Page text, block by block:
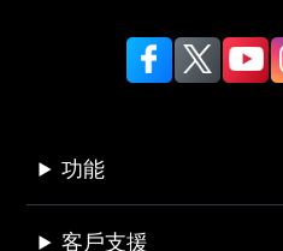
功能
客戶支援